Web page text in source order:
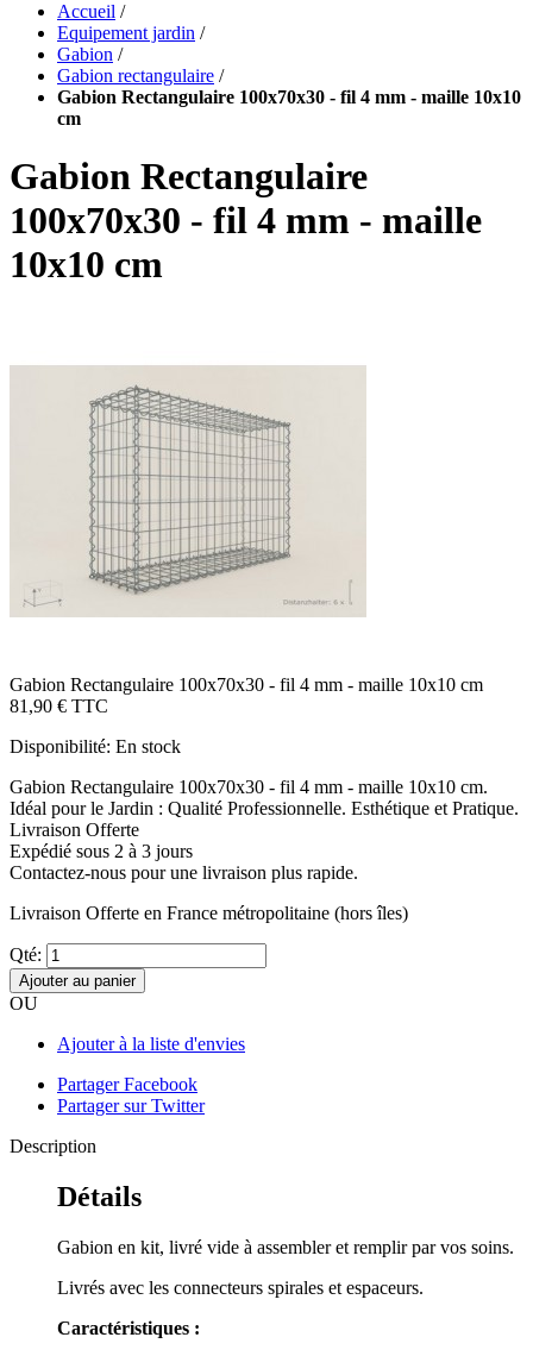
Accueil /
Equipement jardin /
Gabion /
Gabion rectangulaire /
Gabion Rectangulaire 100x70x30 - fil 4 mm - maille 10x10
cm
Gabion Rectangulaire
100x70x30 - fil 4 mm - maille
10x10 cm
Gabion Rectangulaire 100x70x30 - fil 4 mm - maille 10x10 cm
81,90 € TTC
Disponibilité: En stock
Gabion Rectangulaire 100x70x30 - fil 4 mm - maille 10x10 cm.
Idéal pour le Jardin : Qualité Professionnelle. Esthétique et Pratique.
Livraison Offerte
Expédié sous 2 à 3 jours
Contactez-nous pour une livraison plus rapide.
Livraison Offerte en France métropolitaine (hors îles)
Qté:
Ajouter au panier
OU
Ajouter à la liste d'envies
Partager Facebook
Partager sur Twitter
Description
Détails
Gabion en kit, livré vide à assembler et remplir par vos soins.
Livrés avec les connecteurs spirales et espaceurs.
Caractéristiques :